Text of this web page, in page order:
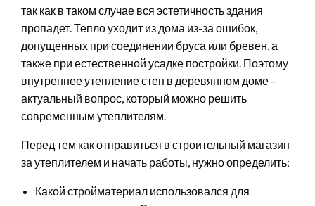
так как в таком случае вся эстетичность здания
пропадет. Тепло уходит из дома из-за ошибок,
допущенных при соединении бруса или бревен, а
также при естественной усадке постройки. Поэтому
внутреннее утепление стен в деревянном доме –
актуальный вопрос, который можно решить
современным утеплителям.
Перед тем как отправиться в строительный магазин
за утеплителем и начать работы, нужно определить:
Какой стройматериал использовался для